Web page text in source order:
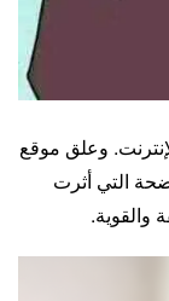
وعلق موقع
التي أثرت
والقوية.